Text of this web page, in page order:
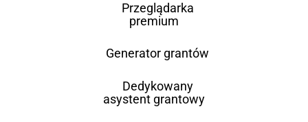
Przeglądarka
premium
Generator grantów
Dedykowany
asystent grantowy